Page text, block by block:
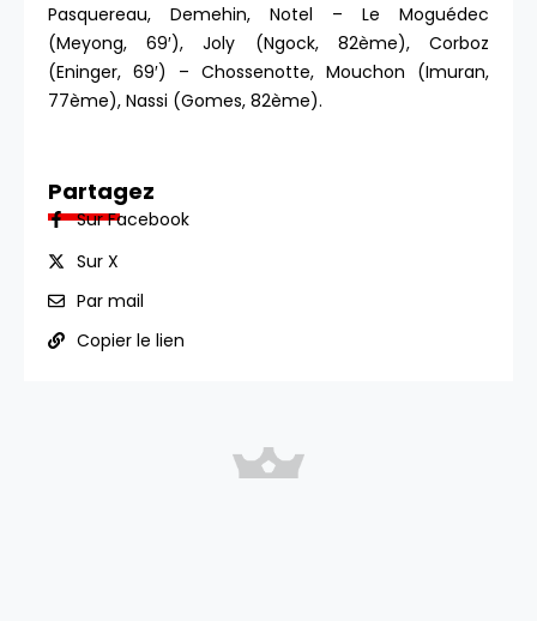
Pasquereau, Demehin, Notel – Le Moguédec
(Meyong, 69′), Joly (Ngock, 82ème), Corboz
(Eninger, 69′) – Chossenotte, Mouchon (Imuran,
77ème), Nassi (Gomes, 82ème).
Partagez
Sur Facebook
Sur X
Par mail
Copier le lien